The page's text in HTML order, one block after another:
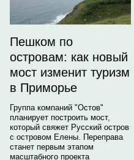
Пешком по
островам: как новый
мост изменит туризм
в Приморье
Группа компаний "Остов"
планирует построить мост,
который свяжет Русский остров
с островом Елены. Переправа
станет первым этапом
масштабного проекта